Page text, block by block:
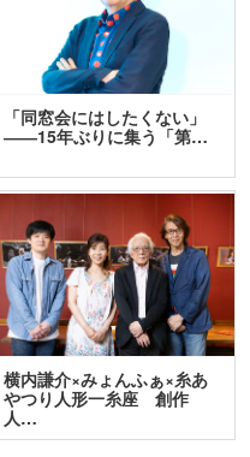
「同窓会にはしたくない」
――15年ぶりに集う「第…
横内謙介×みょんふぁ×糸あ
やつり人形一糸座 創作
人…